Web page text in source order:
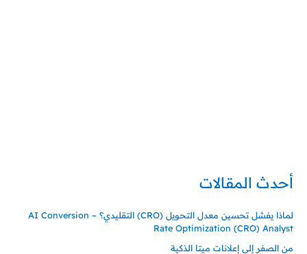
أحدث المقالات
لماذا يفشل تحسين معدل التحويل (CRO) التقليدي؟ – AI Conversion
Rate Optimization (CRO) Analyst
من الصفر إلى إعلانات ميتا الذكية